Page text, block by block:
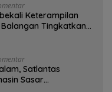
Keterampilan
Balangan Tingkatkan
Satlantas
Sasar